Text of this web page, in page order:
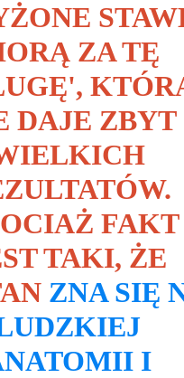
ZA TĘ
DAJE ZBYT
FAKT
TAKI, ŻE
ZNA SIĘ
I